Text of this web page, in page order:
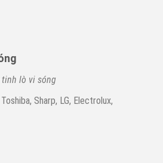
tinh lò vi sóng
Sharp, LG, Electrolux,